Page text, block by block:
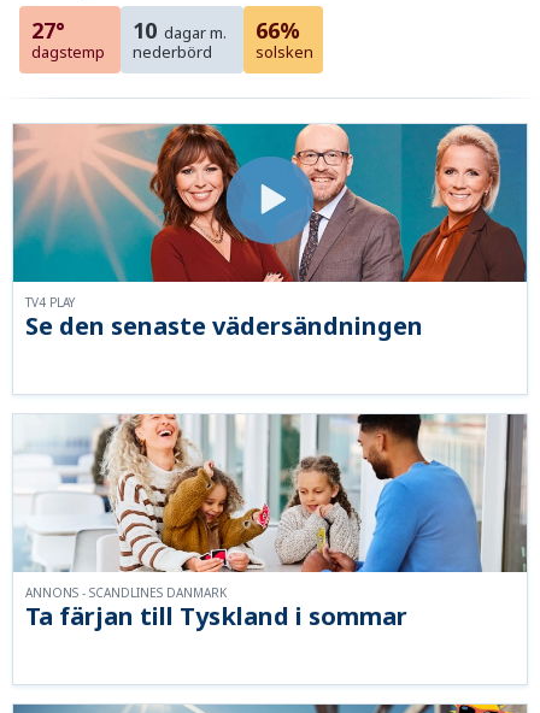
27°
dagstemp
10 dagar m.
nederbörd
66%
solsken
Se den senaste vädersändningen
TV4 PLAY
Ta färjan till Tyskland i sommar
ANNONS - SCANDLINES DANMARK